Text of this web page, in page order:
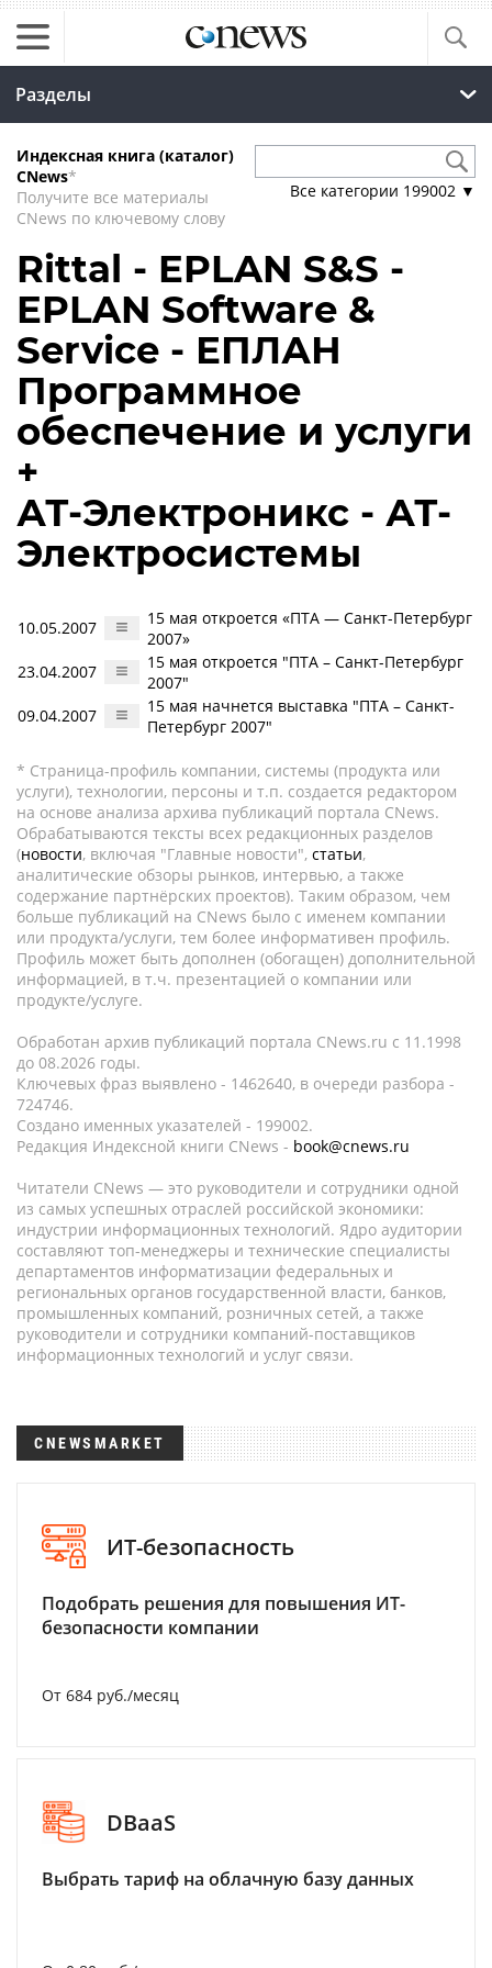
Разделы
Индексная книга (каталог)
CNews*
Получите все материалы
CNews по ключевому слову
Все категории 199002 ▼
Rittal - EPLAN S&S -
EPLAN Software &
Service - ЕПЛАН
Программное
обеспечение и услуги
+
АТ-Электроникс - АТ-
Электросистемы
10.05.2007
15 мая откроется «ПТА — Санкт-Петербург
2007»
23.04.2007
15 мая откроется "ПТА – Санкт-Петербург
2007"
09.04.2007
15 мая начнется выставка "ПТА – Санкт-
Петербург 2007"
* Страница-профиль компании, системы (продукта или
услуги), технологии, персоны и т.п. создается редактором
на основе анализа архива публикаций портала CNews.
Обрабатываются тексты всех редакционных разделов
(новости, включая "Главные новости", статьи,
аналитические обзоры рынков, интервью, а также
содержание партнёрских проектов). Таким образом, чем
больше публикаций на CNews было с именем компании
или продукта/услуги, тем более информативен профиль.
Профиль может быть дополнен (обогащен) дополнительной
информацией, в т.ч. презентацией о компании или
продукте/услуге.
Обработан архив публикаций портала CNews.ru c 11.1998
до 08.2026 годы.
Ключевых фраз выявлено - 1462640, в очереди разбора -
724746.
Создано именных указателей - 199002.
Редакция Индексной книги CNews - book@cnews.ru
Читатели CNews — это руководители и сотрудники одной
из самых успешных отраслей российской экономики:
индустрии информационных технологий. Ядро аудитории
составляют топ-менеджеры и технические специалисты
департаментов информатизации федеральных и
региональных органов государственной власти, банков,
промышленных компаний, розничных сетей, а также
руководители и сотрудники компаний-поставщиков
информационных технологий и услуг связи.
CNEWSMARKET
ИТ-безопасность
Подобрать решения для повышения ИТ-
безопасности компании
От 684 руб./месяц
DBaaS
Выбрать тариф на облачную базу данных